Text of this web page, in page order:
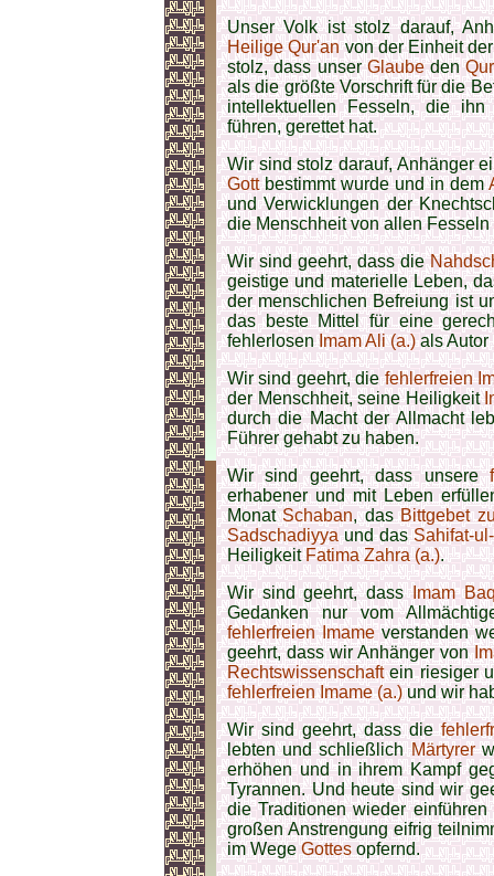
Unser Volk ist stolz darauf,
Heilige Qur'anvon der Einheit
stolz, dass unserGlaubeden
als die größte Vorschrift für die
intellektuellen Fesseln, die ihn
führen, gerettet hat.
Wir sind stolz darauf, Anhänger
Gottbestimmt wurde und in dem
und Verwicklungen der
die Menschheit von allen
Wir sind geehrt, dass die
geistige und materielle Leben,
der menschlichen Befreiung ist
das beste Mittel für eine
fehlerlosenImam Ali (a.)als Autor
Wir sind geehrt, diefehlerfreien
der Menschheit, seine Heiligkeit
durch die Macht der Allmacht
Führer gehabt zu haben.
Wir sind geehrt, dass unsere
erhabener und mit Leben
MonatSchaban, dasBittgebet
Sadschadiyyaund dasSahifat-
HeiligkeitFatima Zahra (a.).
Wir sind geehrt, dassImam
Gedanken nur vom
fehlerfreien Imameverstanden
geehrt, dass wir Anhänger von
Rechtswissenschaftein riesiger
fehlerfreien Imame (a.)und wir
Wir sind geehrt, dass die
lebten und schließlichMärtyrer
erhöhen und in ihrem Kampf
Tyrannen. Und heute sind wir
die Traditionen wieder
großen Anstrengung eifrig
im WegeGottes opfernd.